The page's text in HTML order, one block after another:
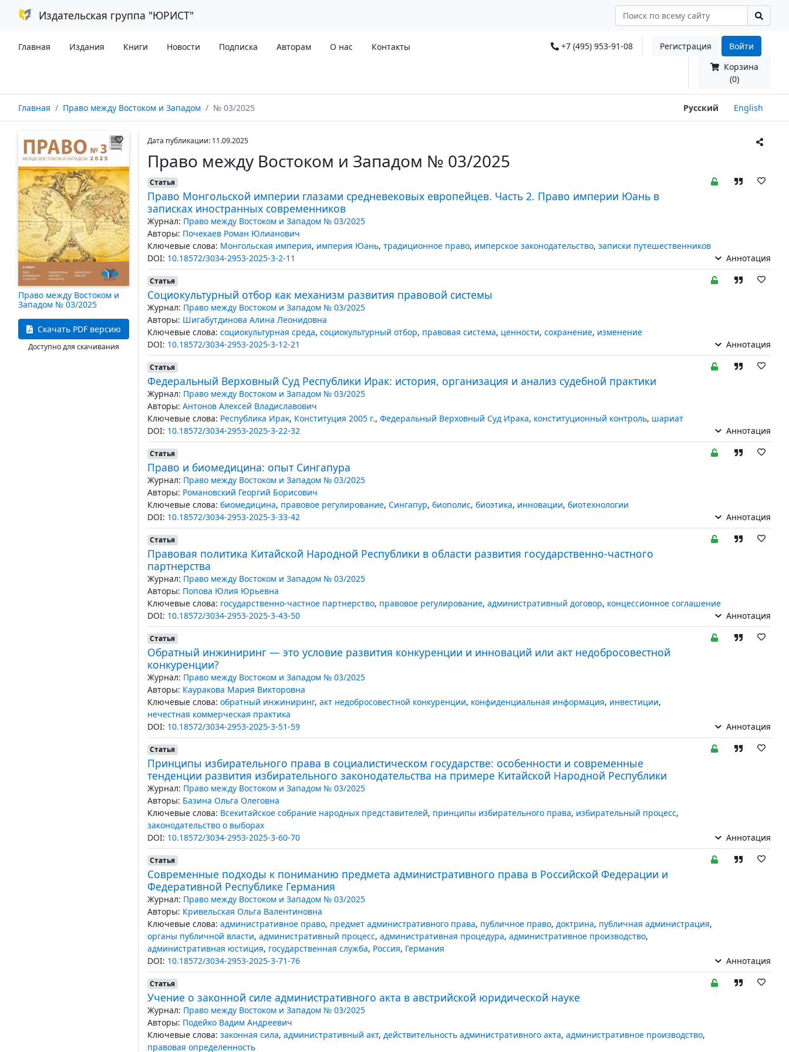
Издательская группа "ЮРИСТ"
Главная Издания Книги Новости Подписка Авторам О нас Контакты +7 (495) 953-91-08 Регистрация
Войти
Корзина
(0)
Главная Право между Востоком и Западом № 03/2025 Русский English
Право между Востоком и
Западом № 03/2025
Скачать PDF версию
Доступно для скачивания
Дата публикации: 11.09.2025
Право между Востоком и Западом № 03/2025
Статья
Право Монгольской империи глазами средневековых европейцев. Часть 2. Право империи Юань в
записках иностранных современников
Журнал: Право между Востоком и Западом № 03/2025
Авторы: Почекаев Роман Юлианович
Ключевые слова: Монгольская империя, империя Юань, традиционное право, имперское законодательство, записки путешественников
DOI: 10.18572/3034-2953-2025-3-2-11 Аннотация
Статья
Социокультурный отбор как механизм развития правовой системы
Журнал: Право между Востоком и Западом № 03/2025
Авторы: Шигабутдинова Алина Леонидовна
Ключевые слова: социокультурная среда, социокультурный отбор, правовая система, ценности, сохранение, изменение
DOI: 10.18572/3034-2953-2025-3-12-21 Аннотация
Статья
Федеральный Верховный Суд Республики Ирак: история, организация и анализ судебной практики
Журнал: Право между Востоком и Западом № 03/2025
Авторы: Антонов Алексей Владиславович
Ключевые слова: Республика Ирак, Конституция 2005 г., Федеральный Верховный Суд Ирака, конституционный контроль, шариат
DOI: 10.18572/3034-2953-2025-3-22-32 Аннотация
Статья
Право и биомедицина: опыт Сингапура
Журнал: Право между Востоком и Западом № 03/2025
Авторы: Романовский Георгий Борисович
Ключевые слова: биомедицина, правовое регулирование, Сингапур, биополис, биоэтика, инновации, биотехнологии
DOI: 10.18572/3034-2953-2025-3-33-42 Аннотация
Статья
Правовая политика Китайской Народной Республики в области развития государственно-частного
партнерства
Журнал: Право между Востоком и Западом № 03/2025
Авторы: Попова Юлия Юрьевна
Ключевые слова: государственно-частное партнерство, правовое регулирование, административный договор, концессионное соглашение
DOI: 10.18572/3034-2953-2025-3-43-50 Аннотация
Статья
Обратный инжиниринг — это условие развития конкуренции и инноваций или акт недобросовестной
конкуренции?
Журнал: Право между Востоком и Западом № 03/2025
Авторы: Кауракова Мария Викторовна
Ключевые слова: обратный инжиниринг, акт недобросовестной конкуренции, конфиденциальная информация, инвестиции,
нечестная коммерческая практика
DOI: 10.18572/3034-2953-2025-3-51-59 Аннотация
Статья
Принципы избирательного права в социалистическом государстве: особенности и современные
тенденции развития избирательного законодательства на примере Китайской Народной Республики
Журнал: Право между Востоком и Западом № 03/2025
Авторы: Базина Ольга Олеговна
Ключевые слова: Всекитайское собрание народных представителей, принципы избирательного права, избирательный процесс,
законодательство о выборах
DOI: 10.18572/3034-2953-2025-3-60-70 Аннотация
Статья
Современные подходы к пониманию предмета административного права в Российской Федерации и
Федеративной Республике Германия
Журнал: Право между Востоком и Западом № 03/2025
Авторы: Кривельская Ольга Валентиновна
Ключевые слова: административное право, предмет административного права, публичное право, доктрина, публичная администрация,
органы публичной власти, административный процесс, административная процедура, административное производство,
административная юстиция, государственная служба, Россия, Германия
DOI: 10.18572/3034-2953-2025-3-71-76 Аннотация
Статья
Учение о законной силе административного акта в австрийской юридической науке
Журнал: Право между Востоком и Западом № 03/2025
Авторы: Подейко Вадим Андреевич
Ключевые слова: законная сила, административный акт, действительность административного акта, административное производство,
правовая определенность